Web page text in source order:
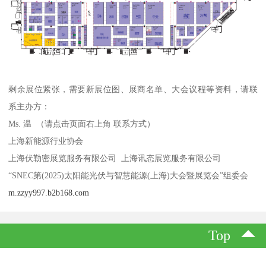
剩余展位紧张，需要新展位图、展商名单、大会议程等资料，请联
系主办方：
Ms. 温 （请点击页面右上角 联系方式）
上海新能源行业协会
上海伏勒密展览服务有限公司 上海讯态展览服务有限公司
“SNEC第(2025)太阳能光伏与智慧能源(上海)大会暨展览会”组委会
m.zzyy997.b2b168.com
Top